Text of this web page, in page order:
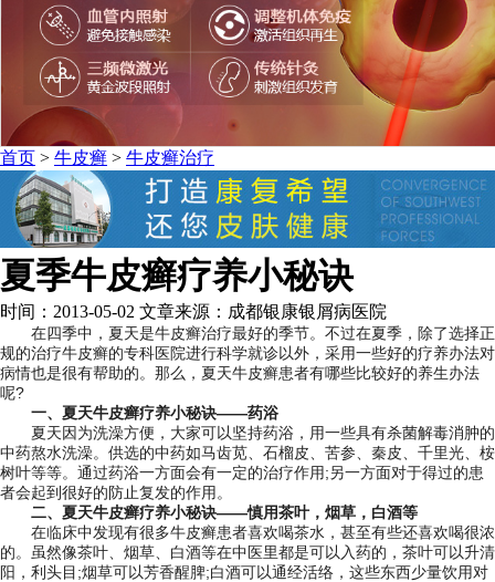
首页 > 牛皮癣 > 牛皮癣治疗
夏季牛皮癣疗养小秘诀
时间：2013-05-02 文章来源：成都银康银屑病医院
在四季中，夏天是牛皮癣治疗最好的季节。不过在夏季，除了选择正
规的治疗牛皮癣的专科医院进行科学就诊以外，采用一些好的疗养办法对
病情也是很有帮助的。那么，夏天牛皮癣患者有哪些比较好的养生办法
呢?
一、夏天牛皮癣疗养小秘诀——药浴
夏天因为洗澡方便，大家可以坚持药浴，用一些具有杀菌解毒消肿的
中药熬水洗澡。供选的中药如马齿苋、石榴皮、苦参、秦皮、千里光、桉
树叶等等。通过药浴一方面会有一定的治疗作用;另一方面对于得过的患
者会起到很好的防止复发的作用。
二、夏天牛皮癣疗养小秘诀——慎用茶叶，烟草，白酒等
在临床中发现有很多牛皮癣患者喜欢喝茶水，甚至有些还喜欢喝很浓
的。虽然像茶叶、烟草、白酒等在中医里都是可以入药的，茶叶可以升清
阳，利头目;烟草可以芳香醒脾;白酒可以通经活络，这些东西少量饮用对